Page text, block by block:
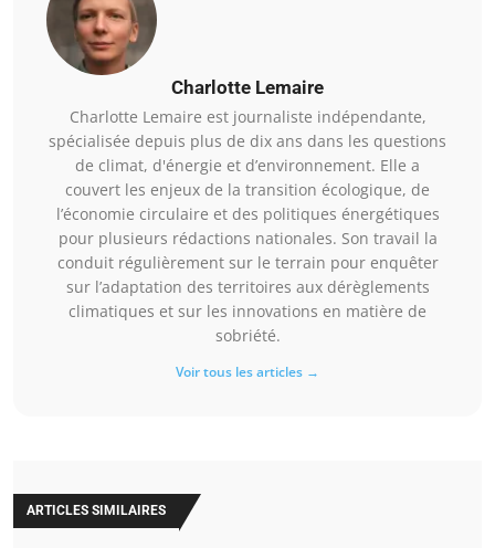
Charlotte Lemaire
Charlotte Lemaire est journaliste indépendante,
spécialisée depuis plus de dix ans dans les questions
de climat, d'énergie et d’environnement. Elle a
couvert les enjeux de la transition écologique, de
l’économie circulaire et des politiques énergétiques
pour plusieurs rédactions nationales. Son travail la
conduit régulièrement sur le terrain pour enquêter
sur l’adaptation des territoires aux dérèglements
climatiques et sur les innovations en matière de
sobriété.
Voir tous les articles →
ARTICLES SIMILAIRES